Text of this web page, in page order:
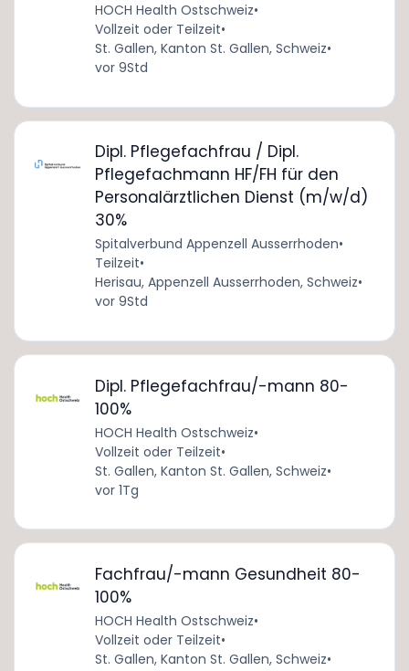
HOCH Health Ostschweiz•
Vollzeit oder Teilzeit•
St. Gallen, Kanton St. Gallen, Schweiz•
vor 9Std
Dipl. Pflegefachfrau / Dipl.
Pflegefachmann HF/FH für den
Personalärztlichen Dienst (m/w/d)
30%
Spitalverbund Appenzell Ausserrhoden•
Teilzeit•
Herisau, Appenzell Ausserrhoden, Schweiz•
vor 9Std
Dipl. Pflegefachfrau/-mann 80-
100%
HOCH Health Ostschweiz•
Vollzeit oder Teilzeit•
St. Gallen, Kanton St. Gallen, Schweiz•
vor 1Tg
Fachfrau/-mann Gesundheit 80-
100%
HOCH Health Ostschweiz•
Vollzeit oder Teilzeit•
St. Gallen, Kanton St. Gallen, Schweiz•